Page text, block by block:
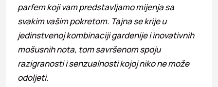
parfem koji vam predstavljamo mijenja sa
svakim vašim pokretom. Tajna se krije u
jedinstvenoj kombinaciji gardenije i inovativnih
mošusnih nota, tom savršenom spoju
razigranosti i senzualnosti kojoj niko ne može
odoljeti.